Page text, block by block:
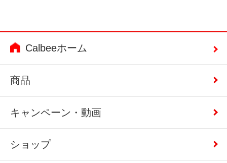
Calbeeホーム
商品
キャンペーン・動画
ショップ